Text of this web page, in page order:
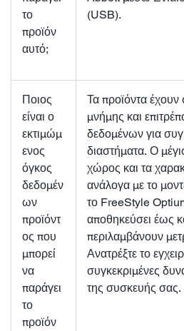
το
προϊόν
αυτό;
(USB).
Ποιος
είναι ο
εκτιμώμ
ενος
όγκος
δεδομέν
ων
προϊόντ
ος που
μπορεί
να
παράγει
το
προϊόν
Τα προϊόντα έχουν
μνήμης και
δεδομένων για
διαστήματα. Ο
χώρος και τα
ανάλογα με το
το FreeStyle
αποθηκεύσει έως
περιλαμβάνουν
Ανατρέξτε το
συγκεκριμένες
της συσκευής σας.